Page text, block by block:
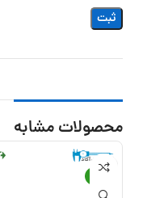
محصولات مشابه
-13%